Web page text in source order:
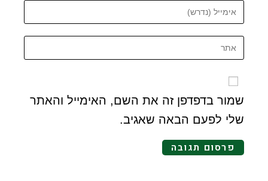
שמור בדפדפן זה את השם, האימייל והאתר
שלי לפעם הבאה שאגיב.